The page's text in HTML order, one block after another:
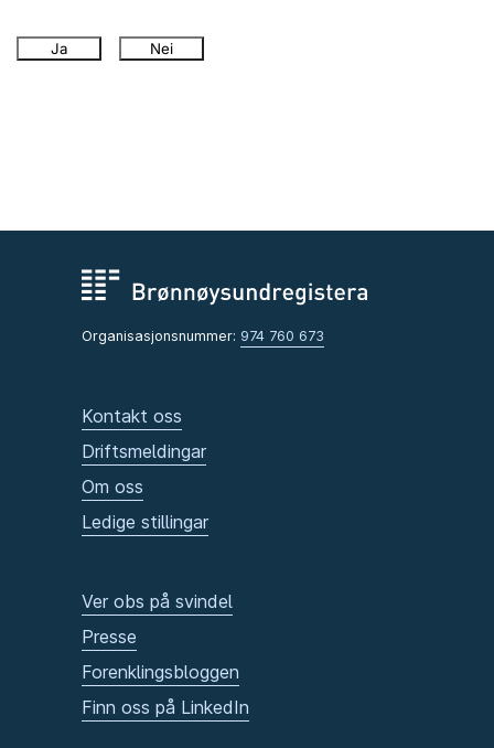
Ja Nei
Organisasjonsnummer: 974 760 673
Kontakt oss
Driftsmeldingar
Om oss
Ledige stillingar
Ver obs på svindel
Presse
Forenklingsbloggen
Finn oss på LinkedIn